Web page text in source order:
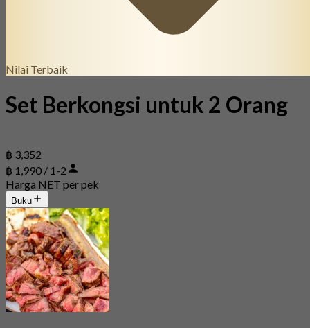
Nilai Terbaik
Set Berkongsi untuk 2 Orang
฿ 3,352
฿ 1,990 / 1-2
Harga NET per pek
Buku